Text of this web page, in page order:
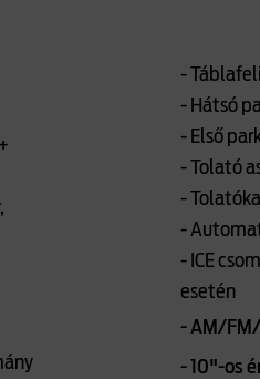
-
- Hátsó
- Első
- Tolató
-
-
- ICE
esetén
- AM/
- 10"-os